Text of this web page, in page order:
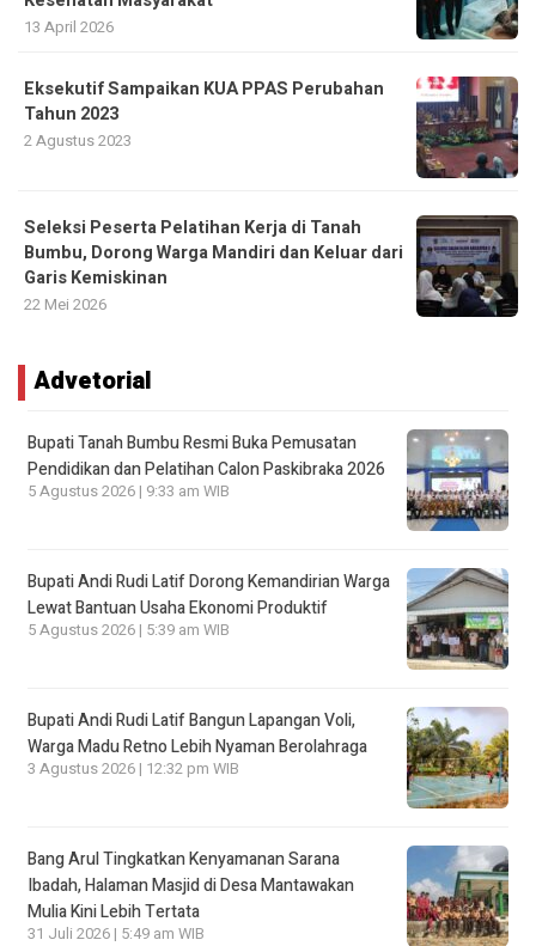
13 April 2026
Eksekutif Sampaikan KUA PPAS Perubahan
Tahun 2023
2 Agustus 2023
Seleksi Peserta Pelatihan Kerja di Tanah
Bumbu, Dorong Warga Mandiri dan Keluar dari
Garis Kemiskinan
22 Mei 2026
Advetorial
Bupati Tanah Bumbu Resmi Buka Pemusatan
Pendidikan dan Pelatihan Calon Paskibraka 2026
5 Agustus 2026 | 9:33 am WIB
Bupati Andi Rudi Latif Dorong Kemandirian Warga
Lewat Bantuan Usaha Ekonomi Produktif
5 Agustus 2026 | 5:39 am WIB
Bupati Andi Rudi Latif Bangun Lapangan Voli,
Warga Madu Retno Lebih Nyaman Berolahraga
3 Agustus 2026 | 12:32 pm WIB
Bang Arul Tingkatkan Kenyamanan Sarana
Ibadah, Halaman Masjid di Desa Mantawakan
Mulia Kini Lebih Tertata
31 Juli 2026 | 5:49 am WIB